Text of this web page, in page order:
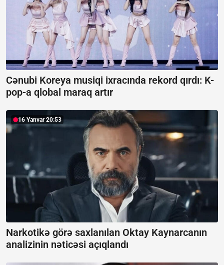
Cənubi Koreya musiqi ixracında rekord qırdı: K-
pop-a qlobal maraq artır
16 Yanvar 20:53
Narkotikə görə saxlanılan Oktay Kaynarcanın
analizinin nəticəsi açıqlandı